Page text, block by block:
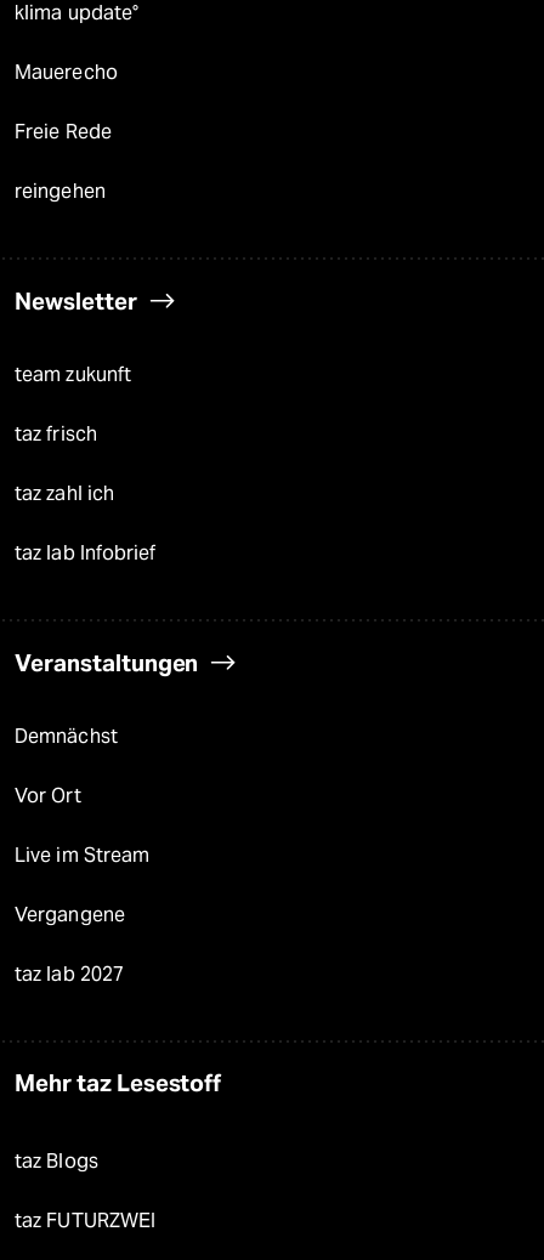
klima update°
Mauerecho
Freie Rede
reingehen
Newsletter
team zukunft
taz frisch
taz zahl ich
taz lab Infobrief
Veranstaltungen
Demnächst
Vor Ort
Live im Stream
Vergangene
taz lab 2027
Mehr taz Lesestoff
taz Blogs
taz FUTURZWEI